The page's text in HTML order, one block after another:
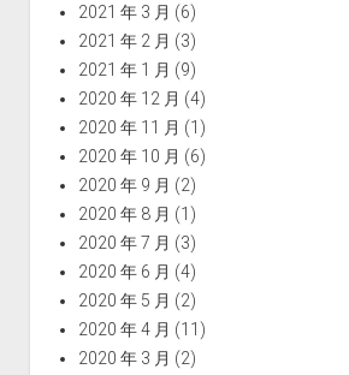
2021 年 3 月 (6)
2021 年 2 月 (3)
2021 年 1 月 (9)
2020 年 12 月 (4)
2020 年 11 月 (1)
2020 年 10 月 (6)
2020 年 9 月 (2)
2020 年 8 月 (1)
2020 年 7 月 (3)
2020 年 6 月 (4)
2020 年 5 月 (2)
2020 年 4 月 (11)
2020 年 3 月 (2)